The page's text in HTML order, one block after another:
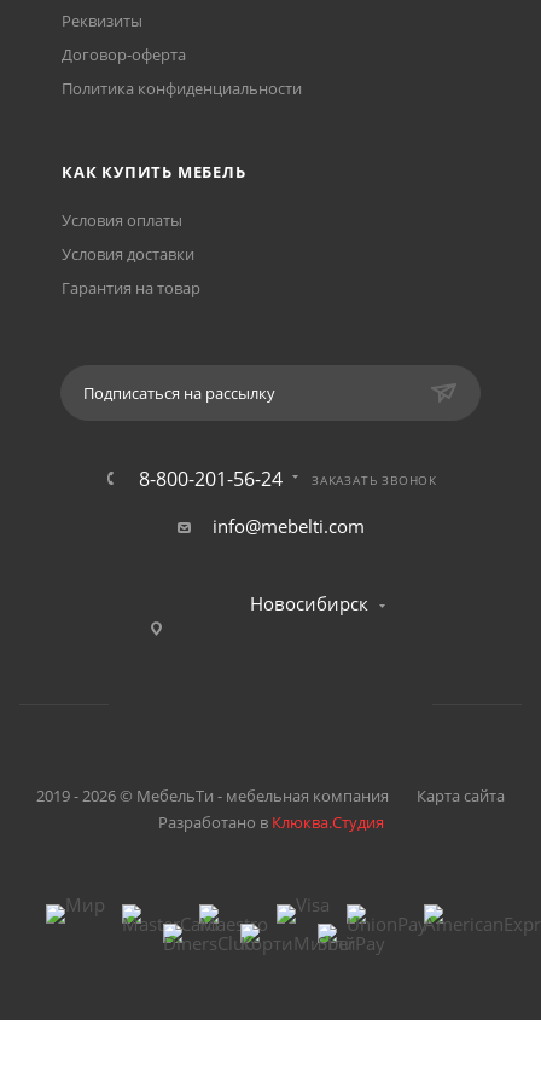
Реквизиты
Договор-оферта
Политика конфиденциальности
КАК КУПИТЬ МЕБЕЛЬ
Условия оплаты
Условия доставки
Гарантия на товар
Подписаться на рассылку
8-800-201-56-24 ЗАКАЗАТЬ ЗВОНОК
info@mebelti.com
Новосибирск
2019 - 2026 © МебельТи - мебельная компания
Карта сайта
Разработано в Клюква.Студия